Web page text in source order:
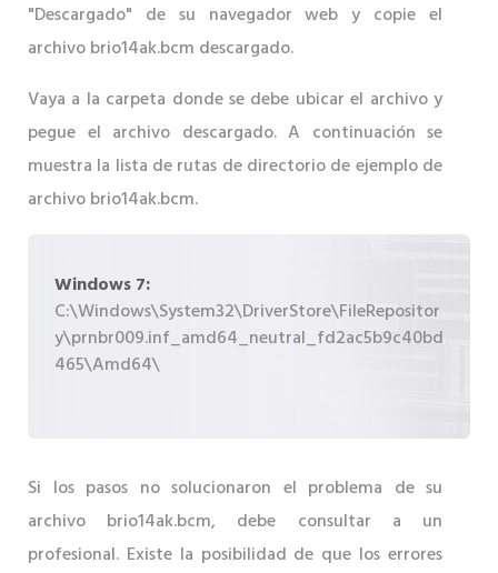
"Descargado" de su navegador web y copie el
archivo brio14ak.bcm descargado.
Vaya a la carpeta donde se debe ubicar el archivo y
pegue el archivo descargado. A continuación se
muestra la lista de rutas de directorio de ejemplo de
archivo brio14ak.bcm.
Windows 7:
C:\Windows\System32\DriverStore\FileRepositor
y\prnbr009.inf_amd64_neutral_fd2ac5b9c40bd
465\Amd64\
Si los pasos no solucionaron el problema de su
archivo brio14ak.bcm, debe consultar a un
profesional. Existe la posibilidad de que los errores